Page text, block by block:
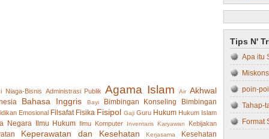
Niaga-Bisnis Administrasi Publik Agama Islam Air Akhwal
Bahasa Inggris Bayi Bimbingan Konseling
Bimbingan
Emosional Filsafat Fisika Fisipol Gaji Guru Hukum Hukum Islam
Negara Ilmu Hukum Ilmu Komputer Inventaris Karyawan
Kebijakan
Keperawatan dan Kesehatan Kerjasama
Kesehatan
Filsafat
Fisika
Fisipol
Hukum
Hukum
Hukum
Tips N'
Apa itu
poin-
Tahap-
Format